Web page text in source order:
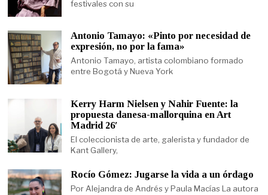
festivales con su
Antonio Tamayo: «Pinto por necesidad de
expresión, no por la fama»
Antonio Tamayo, artista colombiano formado
entre Bogotá y Nueva York
Kerry Harm Nielsen y Nahir Fuente: la
propuesta danesa-mallorquina en Art
Madrid 26′
El coleccionista de arte, galerista y fundador de
Kant Gallery,
Rocío Gómez: Jugarse la vida a un órdago
Por Alejandra de Andrés y Paula Macías La autora